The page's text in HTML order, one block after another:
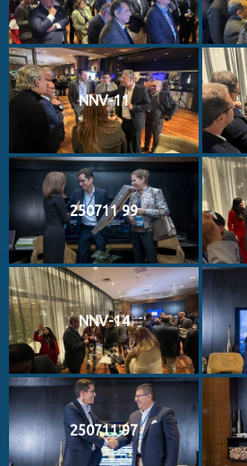
NNV-11
250711 99
NNV-14
250711 97